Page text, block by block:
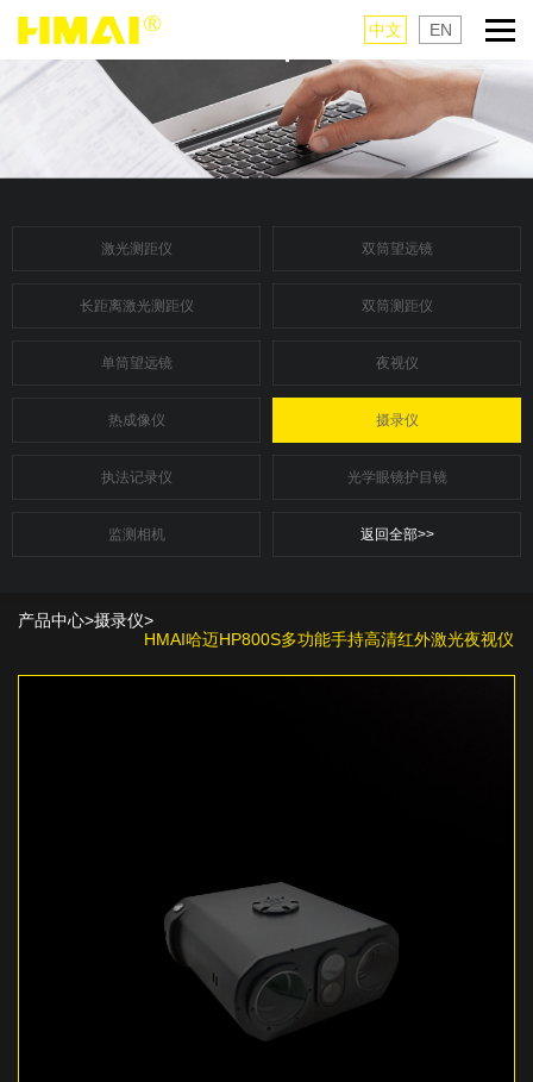
中文 EN
激光测距仪 双筒望远镜
长距离激光测距仪 双筒测距仪
单筒望远镜 夜视仪
热成像仪 摄录仪
执法记录仪 光学眼镜护目镜
监测相机 返回全部>>
产品中心>摄录仪>
HMAI哈迈HP800S多功能手持高清红外激光夜视仪